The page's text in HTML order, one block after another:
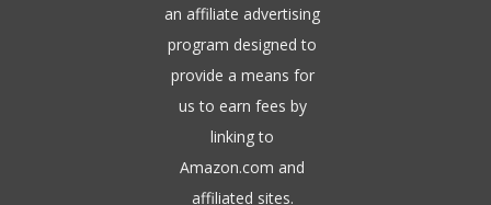
an affiliate advertising
program designed to
provide a means for
us to earn fees by
linking to
Amazon.com and
affiliated sites.